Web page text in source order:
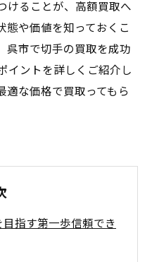
けることが、高額買取へ
態や価値を知っておくこ
呉市で切手の買取を成功
イントを詳しくご紹介し
適な価格で買取ってもら
指す第一歩信頼でき